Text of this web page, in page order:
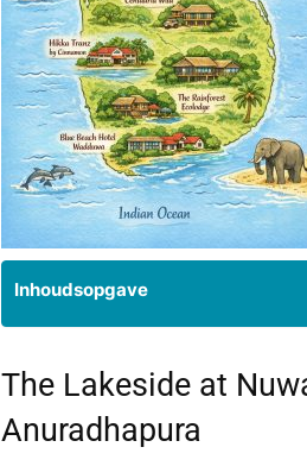
Inhoudsopgave
The Lakeside at
Anuradhapura